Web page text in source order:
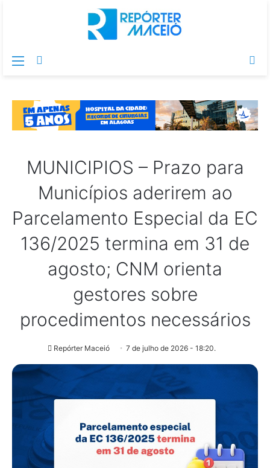
Menu
MUNICIPIOS – Prazo para
Municípios aderirem ao
Parcelamento Especial da EC
136/2025 termina em 31 de
agosto; CNM orienta
gestores sobre
procedimentos necessários
Repórter Maceió 7 de julho de 2026 - 18:20.